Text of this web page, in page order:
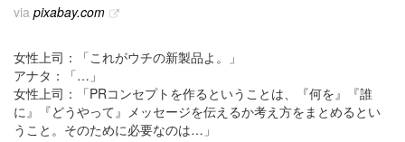
via pixabay.com
女性上司：「これがウチの新製品よ。」
アナタ：「…」
女性上司：「PRコンセプトを作るということは、『何を』『誰
に』『どうやって』メッセージを伝えるか考え方をまとめるとい
うこと。そのために必要なのは…」